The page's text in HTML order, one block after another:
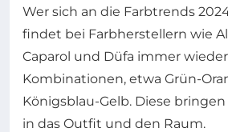
Wer sich an die Farbtrends
findet bei Farbherstellern wie
Caparol und Düfa immer
Kombinationen, etwa Grün-
Königsblau-Gelb. Diese
in das Outfit und den Raum.